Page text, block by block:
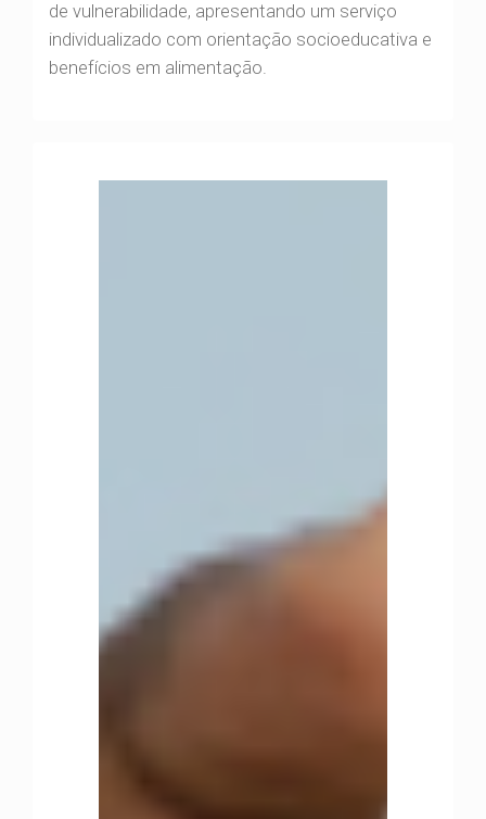
de vulnerabilidade, apresentando um serviço
individualizado com orientação socioeducativa e
benefícios em alimentação.